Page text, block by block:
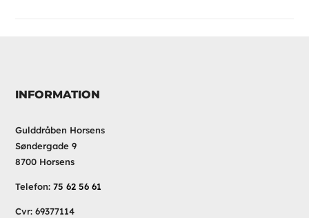
INFORMATION
Gulddråben Horsens
Søndergade 9
8700 Horsens
Telefon:75 62 56 61
Cvr: 69377114